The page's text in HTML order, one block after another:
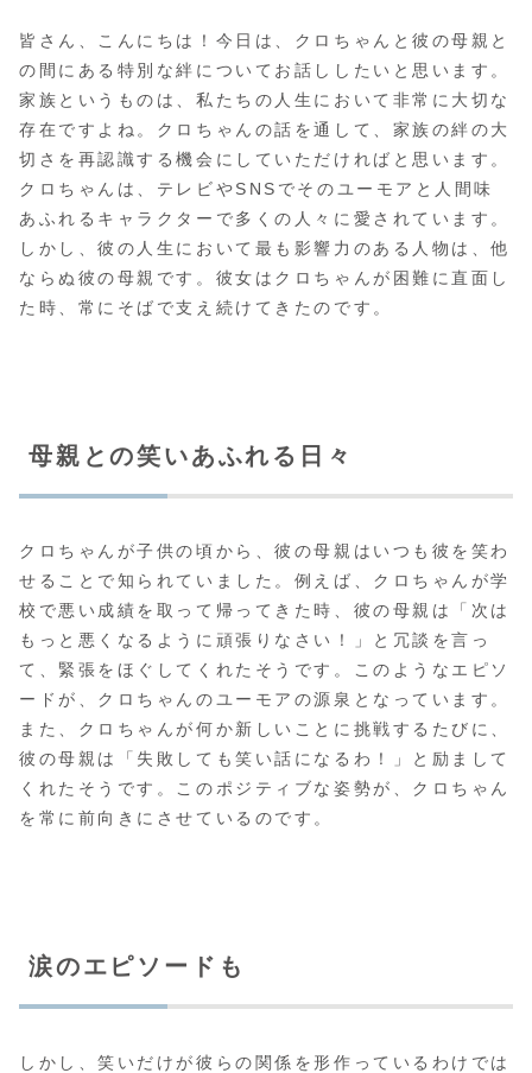
皆さん、こんにちは！今日は、クロちゃんと彼の母親と
の間にある特別な絆についてお話ししたいと思います。
家族というものは、私たちの人生において非常に大切な
存在ですよね。クロちゃんの話を通して、家族の絆の大
切さを再認識する機会にしていただければと思います。
クロちゃんは、テレビやSNSでそのユーモアと人間味
あふれるキャラクターで多くの人々に愛されています。
しかし、彼の人生において最も影響力のある人物は、他
ならぬ彼の母親です。彼女はクロちゃんが困難に直面し
た時、常にそばで支え続けてきたのです。
母親との笑いあふれる日々
クロちゃんが子供の頃から、彼の母親はいつも彼を笑わ
せることで知られていました。例えば、クロちゃんが学
校で悪い成績を取って帰ってきた時、彼の母親は「次は
もっと悪くなるように頑張りなさい！」と冗談を言っ
て、緊張をほぐしてくれたそうです。このようなエピソ
ードが、クロちゃんのユーモアの源泉となっています。
また、クロちゃんが何か新しいことに挑戦するたびに、
彼の母親は「失敗しても笑い話になるわ！」と励まして
くれたそうです。このポジティブな姿勢が、クロちゃん
を常に前向きにさせているのです。
涙のエピソードも
しかし、笑いだけが彼らの関係を形作っているわけでは